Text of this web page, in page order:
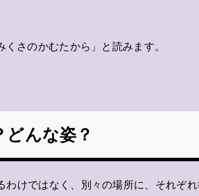
さのかむたから」と読みます。
んな姿？
けではなく、別々の場所に、それぞ